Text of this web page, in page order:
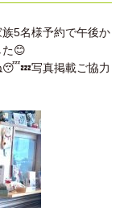
5名様予約で午後か
😊
😴💤写真掲載ご協力